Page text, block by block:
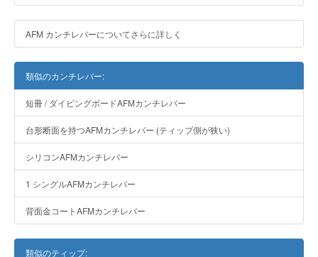
AFM カンチレバーについてさらに詳しく
類似のカンチレバー:
短冊 / ダイビングボードAFMカンチレバー
台形断面を持つAFMカンチレバー (ティップ側が狭い)
シリコンAFMカンチレバー
1 シングルAFMカンチレバー
背面金コートAFMカンチレバー
類似のティップ: